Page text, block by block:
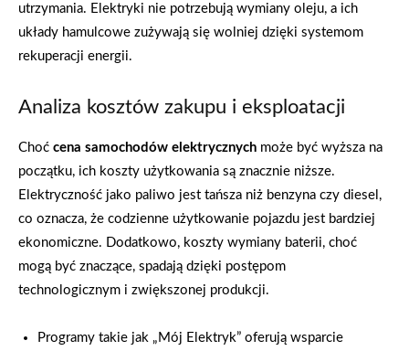
utrzymania. Elektryki nie potrzebują wymiany oleju, a ich
układy hamulcowe zużywają się wolniej dzięki systemom
rekuperacji energii.
Analiza kosztów zakupu i eksploatacji
Choć cena samochodów elektrycznych może być wyższa na
początku, ich koszty użytkowania są znacznie niższe.
Elektryczność jako paliwo jest tańsza niż benzyna czy diesel,
co oznacza, że codzienne użytkowanie pojazdu jest bardziej
ekonomiczne. Dodatkowo, koszty wymiany baterii, choć
mogą być znaczące, spadają dzięki postępom
technologicznym i zwiększonej produkcji.
Programy takie jak „Mój Elektryk” oferują wsparcie